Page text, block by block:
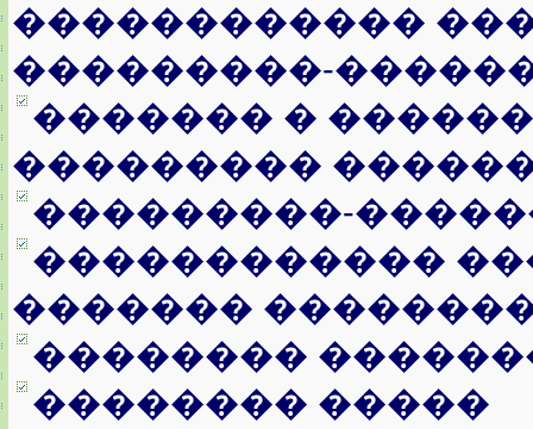
������������
���������-
������� �
���������
���������-
������������
�������
��������
�������� �����